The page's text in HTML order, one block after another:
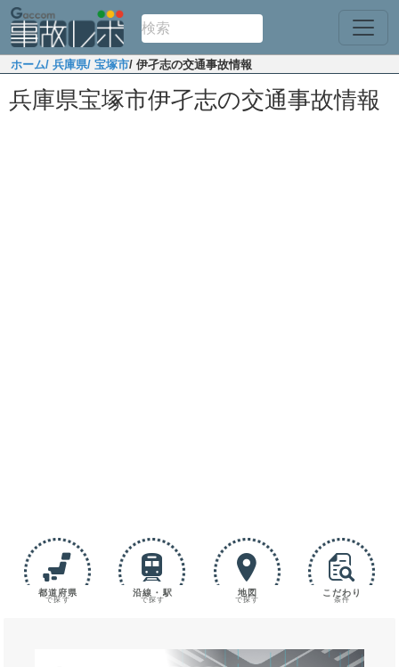
ホーム/ 兵庫県/ 宝塚市/ 伊孑志の交通事故情報
兵庫県宝塚市伊孑志の交通事故情報
都道府県
で探す
沿線・駅
で探す
地図
で探す
こだわり
条件